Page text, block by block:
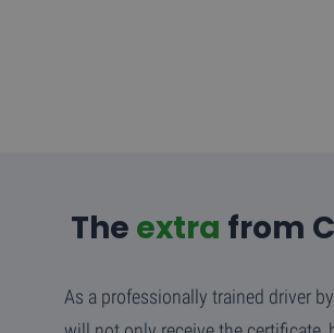
The extra from
As a professionally trained driver